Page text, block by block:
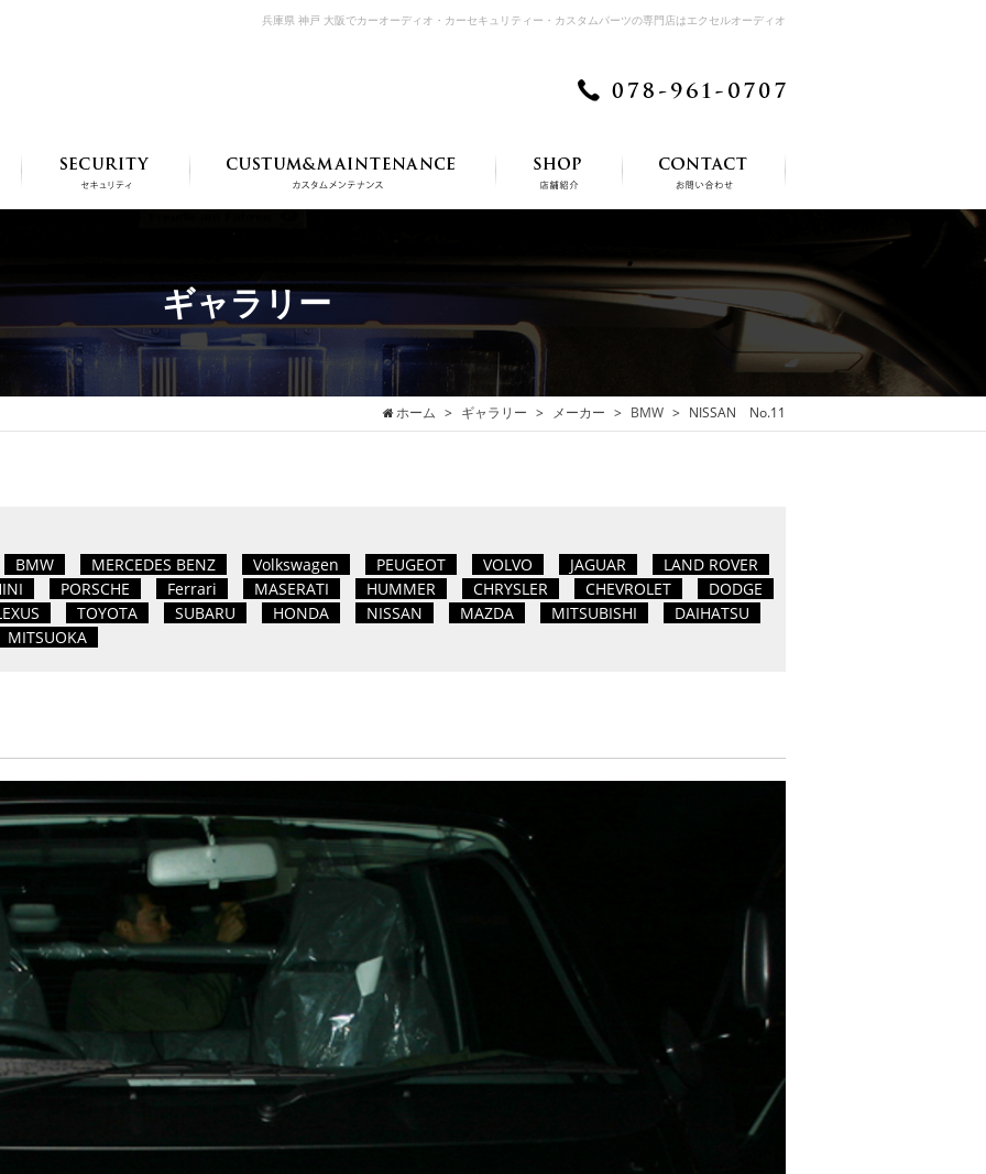
兵庫県 神戸 大阪でカーオーディオ・カーセキュリティー・カスタムパーツの専門店はエクセルオーディオ
ギャラリー
ホーム ギャラリー メーカー BMW NISSAN No.11
BMW MERCEDES BENZ Volkswagen PEUGEOT VOLVO JAGUAR
LAND ROVER
PORSCHE Ferrari MASERATI HUMMER CHRYSLER CHEVROLET
DODGE
TOYOTA SUBARU HONDA NISSAN MAZDA MITSUBISHI
DAIHATSU
MITSUOKA